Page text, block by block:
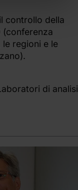
controllo della
(conferenza
regioni e le
di analisi